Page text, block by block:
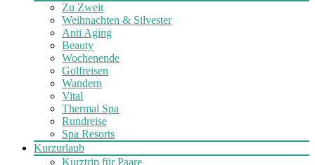
Zu Zweit
Weihnachten & Silvester
Anti Aging
Beauty
Wochenende
Golfreisen
Wandern
Vital
Thermal Spa
Rundreise
Spa Resorts
Kurzurlaub
Kurztrip für Paare